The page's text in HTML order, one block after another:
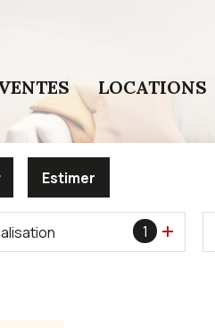
LOCATIONS
Estimer
1